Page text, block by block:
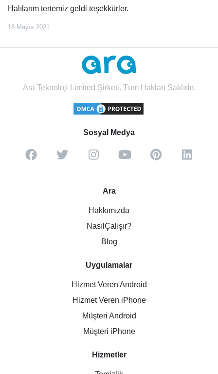
Halılarım tertemiz geldi teşekkürler.
18 Mayıs 2021
Ara Teknoloji Limited Şirketi. Tüm Hakları Saklıdır.
Sosyal Medya
Ara
Hakkımızda
NasılÇalışır?
Blog
Uygulamalar
Hizmet Veren Android
Hizmet Veren iPhone
Müşteri Android
Müşteri iPhone
Hizmetler